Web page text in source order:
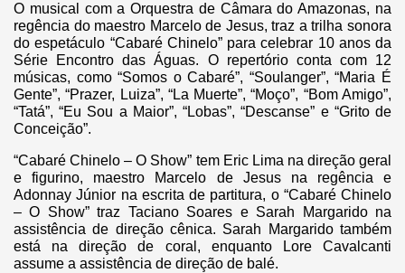
O musical com a Orquestra de Câmara do Amazonas, na
regência do maestro Marcelo de Jesus, traz a trilha sonora
do espetáculo “Cabaré Chinelo” para celebrar 10 anos da
Série Encontro das Águas. O repertório conta com 12
músicas, como “Somos o Cabaré”, “Soulanger”, “Maria É
Gente”, “Prazer, Luiza”, “La Muerte”, “Moço”, “Bom Amigo”,
“Tatá”, “Eu Sou a Maior”, “Lobas”, “Descanse” e “Grito de
Conceição”.
“Cabaré Chinelo – O Show” tem Eric Lima na direção geral
e figurino, maestro Marcelo de Jesus na regência e
Adonnay Júnior na escrita de partitura, o “Cabaré Chinelo
– O Show” traz Taciano Soares e Sarah Margarido na
assistência de direção cênica. Sarah Margarido também
está na direção de coral, enquanto Lore Cavalcanti
assume a assistência de direção de balé.